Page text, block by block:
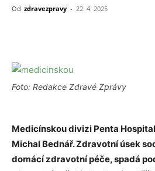
Od zdravezpravy - 22. 4. 2025
Foto: Redakce Zdravé Zprávy
Medicínskou divizi Penta
Michal Bednář. Zdravotní úsek
domácí zdravotní péče, spadá